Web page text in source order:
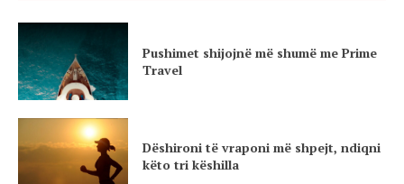
Pushimet shijojnë më shumë me Prime
Travel
Dëshironi të vraponi më shpejt, ndiqni
këto tri këshilla